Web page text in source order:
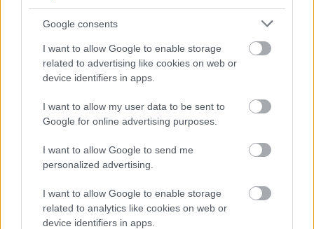
Google consents
I want to allow Google to enable storage
related to advertising like cookies on web or
device identifiers in apps.
I want to allow my user data to be sent to
Google for online advertising purposes.
I want to allow Google to send me
personalized advertising.
I want to allow Google to enable storage
related to analytics like cookies on web or
device identifiers in apps.
Άννα Βίσση: Απόλαυσε Τσιτσάνη από μπάντα
δρόμου στο Φισκάρδο - «Κάτι θα κάνουμε στην
Αθήνα»
διάβασες στο σχολείο: Τι εστί «Deepfake»
Η χώρα στην οποία βρίσκεται το καλύτερο μέρος
για να μετακομίσεις όταν πάρεις σύνταξη